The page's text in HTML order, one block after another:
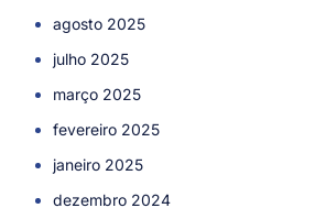
agosto 2025
julho 2025
março 2025
fevereiro 2025
janeiro 2025
dezembro 2024